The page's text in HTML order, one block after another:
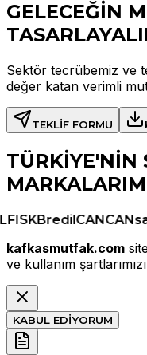
GELECEĞİN
Sektör tecrübemiz ve
değer katan verimli
TEKLİF FORMU
TÜRKİYE'NİN
BredilCANCAN
kafkasmutfak.com
ve kullanım
KABUL EDİYORUM